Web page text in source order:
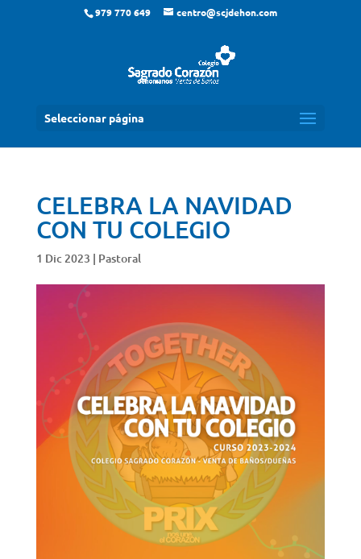
979 770 649 centro@scjdehon.com
Seleccionar página
CELEBRA LA NAVIDAD
CON TU COLEGIO
1 Dic 2023 | Pastoral